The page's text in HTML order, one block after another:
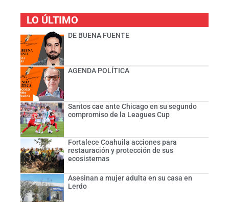
LO ÚLTIMO
DE BUENA FUENTE
AGENDA POLÍTICA
Santos cae ante Chicago en su segundo
compromiso de la Leagues Cup
Fortalece Coahuila acciones para
restauración y protección de sus
ecosistemas
Asesinan a mujer adulta en su casa en
Lerdo